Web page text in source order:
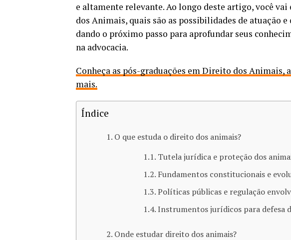
e altamente relevante. Ao longo deste artigo, você
dos Animais, quais são as possibilidades de atuação
dando o próximo passo para aprofundar seus
na advocacia.
Conheça as pós-graduações em Direito dos Animais,
mais.
Índice
O que estuda o direito dos animais?
Tutela jurídica e proteção dos
Fundamentos constitucionais e
Políticas públicas e regulação
Instrumentos jurídicos para defesa
Onde estudar direito dos animais?